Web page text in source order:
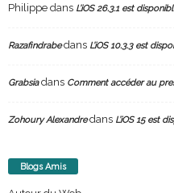
Philippe dans L’iOS 26.3.1 est
Razafindrabedans L’iOS 10.3.3 est
Grabsiadans Comment accéder au
Zohoury Alexandredans L’iOS 15 est
Blogs Amis